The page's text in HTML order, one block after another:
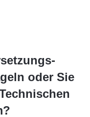
oder Sie